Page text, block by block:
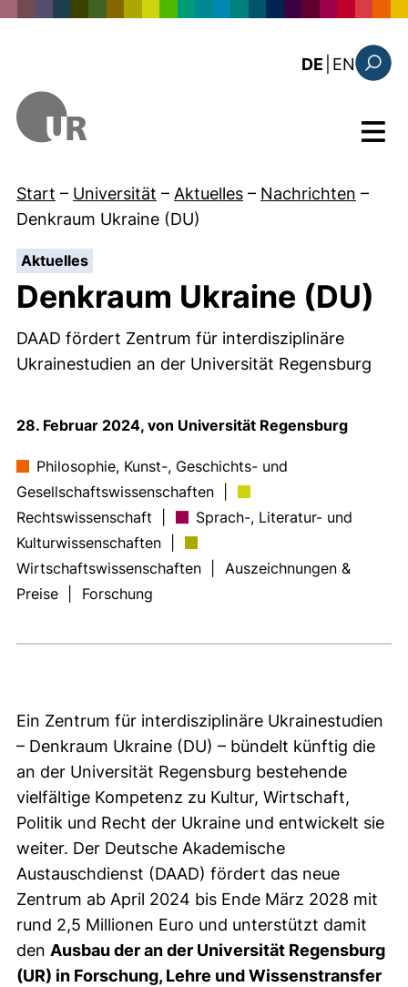
DE EN: this
Menü
Start – Universität – Aktuelles – Nachrichten –
Denkraum Ukraine (DU)
Aktuelles:
Denkraum Ukraine (DU)
DAAD fördert Zentrum für interdisziplinäre
Ukrainestudien an der Universität Regensburg
28. Februar 2024, von Universität Regensburg
Philosophie, Kunst-, Geschichts- und
Gesellschaftswissenschaften
Rechtswissenschaft
Sprach-, Literatur- und
Kulturwissenschaften
Wirtschaftswissenschaften
Auszeichnungen &
Preise
Forschung
Ein Zentrum für interdisziplinäre Ukrainestudien
– Denkraum Ukraine (DU) – bündelt künftig die
an der Universität Regensburg bestehende
vielfältige Kompetenz zu Kultur, Wirtschaft,
Politik und Recht der Ukraine und entwickelt sie
weiter. Der Deutsche Akademische
Austauschdienst (DAAD) fördert das neue
Zentrum ab April 2024 bis Ende März 2028 mit
rund 2,5 Millionen Euro und unterstützt damit
den Ausbau der an der Universität Regensburg
(UR) in Forschung, Lehre und Wissenstransfer